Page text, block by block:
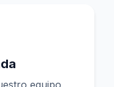
equipo